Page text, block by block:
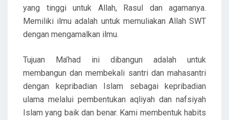
yang tinggi untuk Allah, Rasul dan agamanya.
Memiliki ilmu adalah untuk memuliakan Allah SWT
dengan mengamalkan ilmu.
Tujuan Ma’had ini dibangun adalah untuk
membangun dan membekali santri dan mahasantri
dengan kepribadian Islam sebagai kepribadian
ulama melalui pembentukan aqliyah dan nafsiyah
Islam yang baik dan benar. Kami membentuk habits